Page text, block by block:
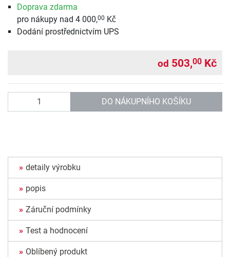
Doprava zdarma
pro nákupy nad 4 000,00 Kč
Dodání prostřednictvím UPS
od 503,00 Kč
DO NÁKUPNÍHO KOŠÍKU
detaily výrobku
popis
Záruční podmínky
Test a hodnocení
Oblíbený produkt